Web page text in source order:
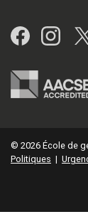
© 2026 École de
Politiques |